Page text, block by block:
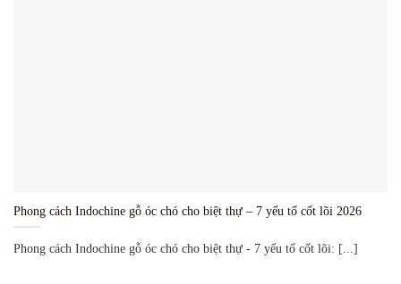
Phong cách Indochine gỗ óc chó cho biệt thự – 7 yếu tố cốt lõi 2026
Phong cách Indochine gỗ óc chó cho biệt thự - 7 yếu tố cốt lõi: [...]